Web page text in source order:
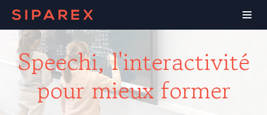
Speechi, l'interactivité
pour mieux former